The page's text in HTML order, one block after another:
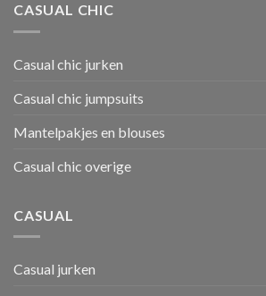
CASUAL CHIC
Casual chic jurken
Casual chic jumpsuits
Mantelpakjes en blouses
Casual chic overige
CASUAL
Casual jurken